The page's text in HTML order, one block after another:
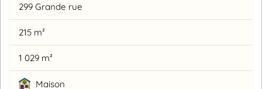
299 Grande rue
215 m²
1 029 m²
Maison